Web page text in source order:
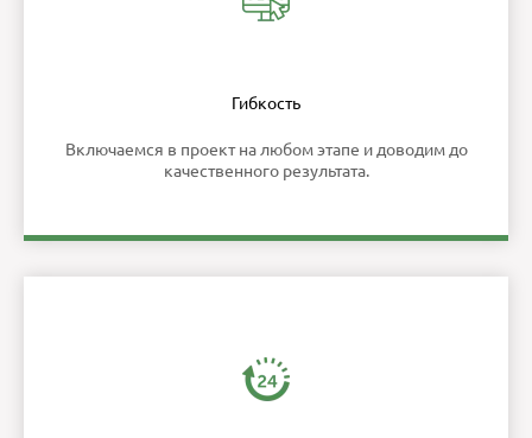
Гибкость
Включаемся в проект на любом этапе и доводим до
качественного результата.